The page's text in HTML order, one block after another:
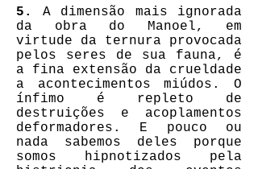
5.
A dimensão mais ignorada
da obra do Manoel, em
virtude da ternura provocada
pelos seres de sua fauna, é
a fina extensão da crueldade
a acontecimentos miúdos. O
ínfimo é repleto de
destruições e acoplamentos
deformadores. E pouco ou
nada sabemos deles porque
somos hipnotizados pela